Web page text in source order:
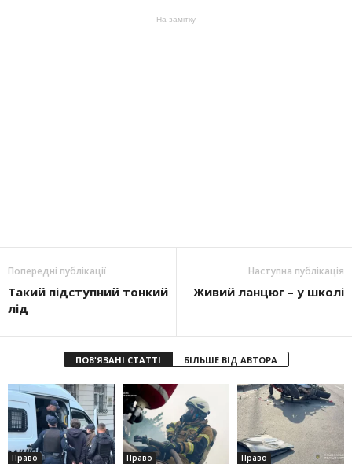
На замітку
Попередні публікації
Такий підступний тонкий
лід
Наступна публікація
Живий ланцюг – у школі
ПОВ'ЯЗАНІ СТАТТІ БІЛЬШЕ ВІД АВТОРА
Право Право Право